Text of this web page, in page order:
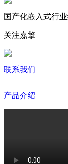
国产化嵌入式行
关注嘉擎
联系我们
产品介绍